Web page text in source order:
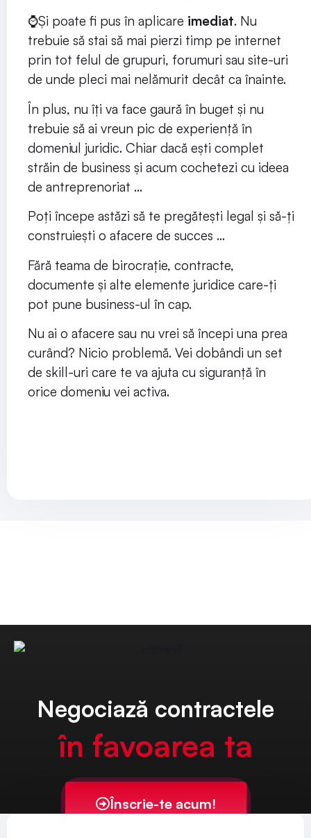
⌚Și poate fi pus în aplicare imediat. Nu
trebuie să stai să mai pierzi timp pe internet
prin tot felul de grupuri, forumuri sau site-uri
de unde pleci mai nelămurit decât ca înainte.
În plus, nu îți va face gaură în buget și nu
trebuie să ai vreun pic de experiență în
domeniul juridic. Chiar dacă ești complet
străin de business și acum cochetezi cu ideea
de antreprenoriat …
Poți începe astăzi să te pregătești legal și să-ți
construiești o afacere de succes …
Fără teama de birocrație, contracte,
documente și alte elemente juridice care-ți
pot pune business-ul în cap.
Nu ai o afacere sau nu vrei să începi una prea
curând? Nicio problemă. Vei dobândi un set
de skill-uri care te va ajuta cu siguranță în
orice domeniu vei activa.
Negociază contractele
în favoarea ta
Înscrie-te acum!